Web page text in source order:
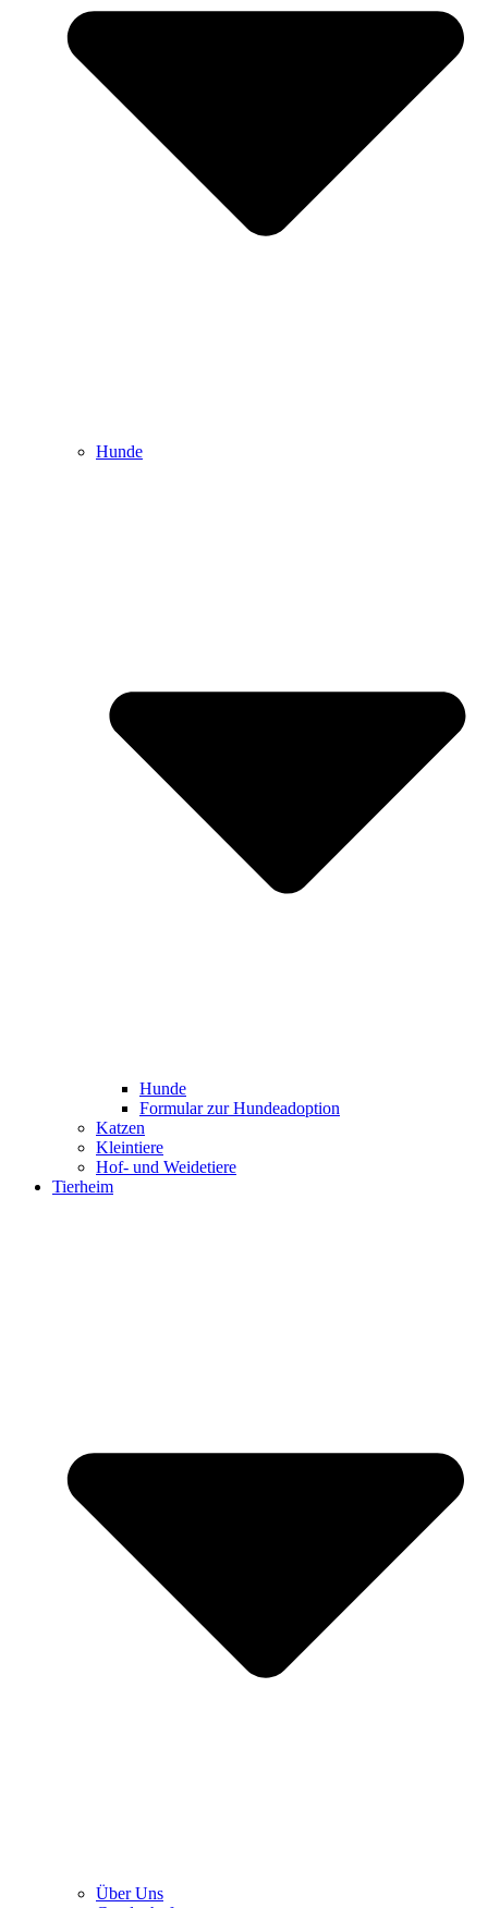
Hunde
Hunde
Formular zur Hundeadoption
Katzen
Kleintiere
Hof- und Weidetiere
Tierheim
Über Uns